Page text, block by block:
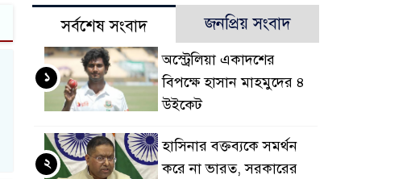
সর্বশেষ সংবাদ জনপ্রিয় সংবাদ
অস্ট্রেলিয়া একাদশের
বিপক্ষে হাসান মাহমুদের ৪
উইকেট
১
হাসিনার বক্তব্যকে সমর্থন
করে না ভারত, সরকারের
২